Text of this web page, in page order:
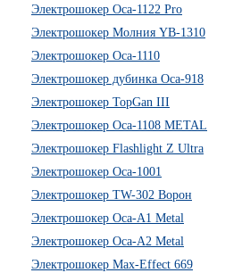
Электрошокер Оса-1122 Pro
Электрошокер Молния YB-1310
Электрошокер Оса-1110
Электрошокер дубинка Оса-918
Электрошокер TopGan III
Электрошокер Оса-1108 METAL
Электрошокер Flashlight Z Ultra
Электрошокер Оса-1001
Электрошокер TW-302 Ворон
Электрошокер Оса-А1 Metal
Электрошокер Оса-А2 Metal
Электрошокер Max-Effect 669